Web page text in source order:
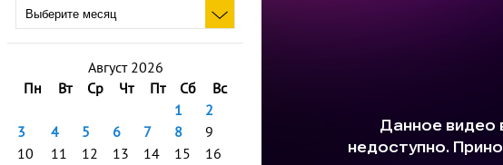
Август 2026
Пн
Вт Ср Чт Пт Сб
Вс
1
2
3
4 5 6 7 8
9
10
11 12 13 14 15
16